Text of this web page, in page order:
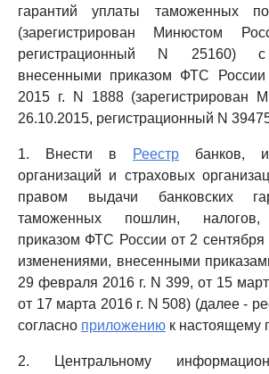
гарантий уплаты таможенных
(зарегистрирован Минюстом
регистрационный N 25160) с
внесенными приказом ФТС
2015 г. N 1888 (зарегистрирован
26.10.2015, регистрационный N
1. Внести в Реестр банков,
организаций и страховых
правом выдачи банковских
таможенных пошлин, налогов,
приказом ФТС России от 2 сентября
изменениями, внесенными
29 февраля 2016 г. N 399, от 15
от 17 марта 2016 г. N 508) (далее -
согласно приложению к настоящему
2. Центральному